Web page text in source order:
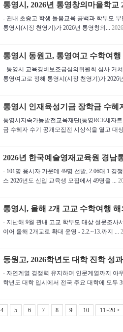
통영시, 2026년 통영창의마을학교
- 관내 초중고 학생 돌봄교육 공백과 학부모
통영시(시장 천영기)가 2026년 통영창의...
통영시 동원고, 통영여고 수학여
- 통영시 교육경비보조금심의위원회 심사 거
통영여고로 정해 통영시(시장 천영기)가 2026
통영시 인재육성기금 장학금 수
통영시지속가능발전교육재단(통영RCE세자
금 수혜자 수기 공개모집전 시상식을 열고 대
2026년 한국예술영재교육원 경남
- 101명 응시자 가운데 49명 선발, 2.06대 1
스 2026년도 신입 교육생 모집에서 49명을 ...
통영시, 올해 2개 고교 수학여행
- 지난해 9월 관내 고교 학부모 대상 설문조사
이어 올해 2개교로 확대 운영 - 2.2.~13.까지 ...
동원고, 2026학년도 대학 진학 성과
- 자연계열 경쟁력 유지하며 인문계열까지 아
학년도 대학 입시에서 전국 주요 대학에 모두
4 5 6 7 8 9 10 11~20 >